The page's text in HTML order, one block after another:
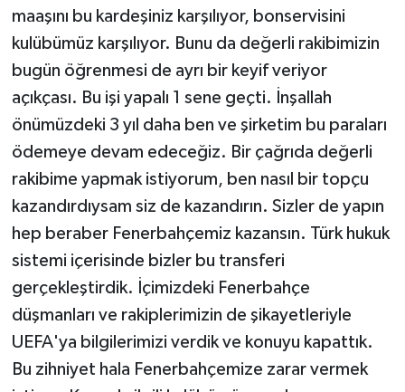
maaşını bu kardeşiniz karşılıyor, bonservisini
kulübümüz karşılıyor. Bunu da değerli rakibimizin
bugün öğrenmesi de ayrı bir keyif veriyor
açıkçası. Bu işi yapalı 1 sene geçti. İnşallah
önümüzdeki 3 yıl daha ben ve şirketim bu paraları
ödemeye devam edeceğiz. Bir çağrıda değerli
rakibime yapmak istiyorum, ben nasıl bir topçu
kazandırdıysam siz de kazandırın. Sizler de yapın
hep beraber Fenerbahçemiz kazansın. Türk hukuk
sistemi içerisinde bizler bu transferi
gerçekleştirdik. İçimizdeki Fenerbahçe
düşmanları ve rakiplerimizin de şikayetleriyle
UEFA'ya bilgilerimizi verdik ve konuyu kapattık.
Bu zihniyet hala Fenerbahçemize zarar vermek